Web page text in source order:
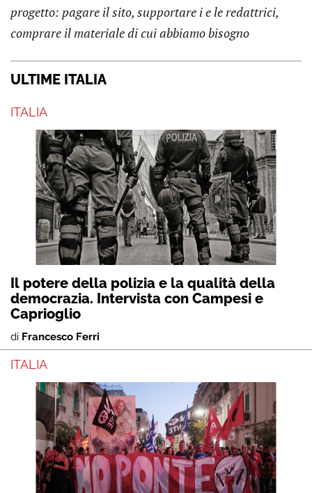
progetto: pagare il sito, supportare i e le redattrici,
comprare il materiale di cui abbiamo bisogno
ULTIME ITALIA
ITALIA
Il potere della polizia e la qualità della
democrazia. Intervista con Campesi e
Caprioglio
di Francesco Ferri
ITALIA